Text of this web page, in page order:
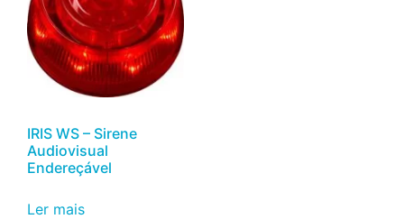
IRIS WS – Sirene
Audiovisual
Endereçável
Ler mais